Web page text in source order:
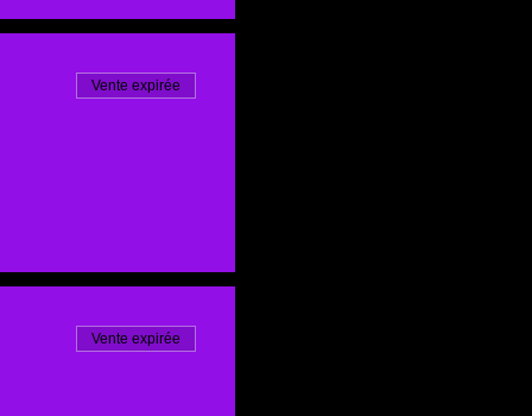
Vente expirée
Vente expirée